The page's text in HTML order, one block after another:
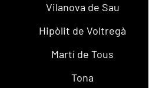
Vilanova de Sau
Hipòlit de Voltregà
Martí de Tous
Tona